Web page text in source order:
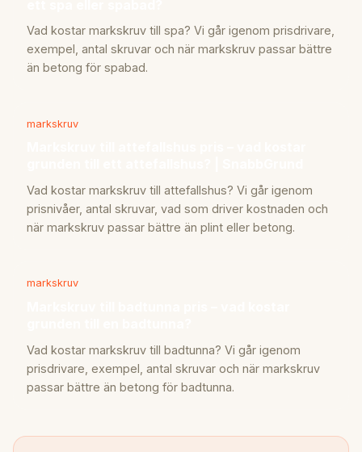
Vad kostar markskruv till spa? Vi går igenom prisdrivare,
exempel, antal skruvar och när markskruv passar bättre
än betong för spabad.
markskruv
Vad kostar markskruv till attefallshus? Vi går igenom
prisnivåer, antal skruvar, vad som driver kostnaden och
när markskruv passar bättre än plint eller betong.
markskruv
Vad kostar markskruv till badtunna? Vi går igenom
prisdrivare, exempel, antal skruvar och när markskruv
passar bättre än betong för badtunna.